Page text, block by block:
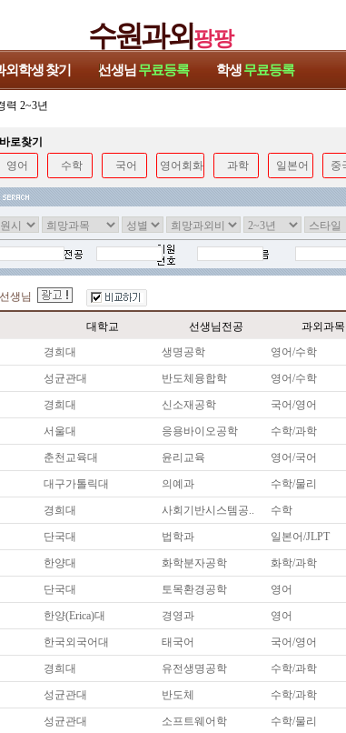
수원과외팡팡
외학생찾기 선생님 무료등록 학생무료등록
력 2~3년
로찾기
영어 수학 국어 영어회화 과학 일본어 중
생님
대학교 선생님전공 과외과목
경희대 생명공학 영어/수학
성균관대 반도체융합학 영어/수학
경희대 신소재공학 국어/영어
서울대 응용바이오공학 수학/과학
춘천교육대 윤리교육 영어/국어
대구가톨릭대 의예과 수학/물리
경희대 사회기반시스템공.. 수학
단국대 법학과 일본어/JLPT
한양대 화학분자공학 화학/과학
단국대 토목환경공학 영어
한양(Erica)대 경영과 영어
한국외국어대 태국어 국어/영어
경희대 유전생명공학 수학/과학
성균관대 반도체 수학/과학
성균관대 소프트웨어학 수학/물리